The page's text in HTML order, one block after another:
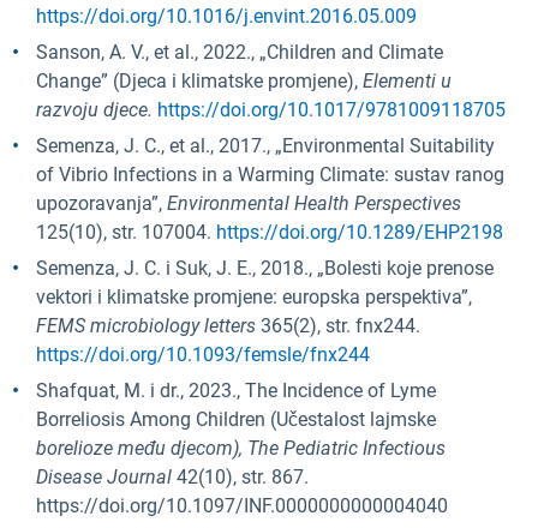
https://doi.org/10.1016/j.envint.2016.05.009
Sanson, A. V., et al., 2022., „Children and Climate
Change” (Djeca i klimatske promjene), Elementi u
razvoju djece. https://doi.org/10.1017/9781009118705
Semenza, J. C., et al., 2017., „Environmental Suitability
of Vibrio Infections in a Warming Climate: sustav ranog
upozoravanja”, Environmental Health Perspectives
125(10), str. 107004. https://doi.org/10.1289/EHP2198
Semenza, J. C. i Suk, J. E., 2018., „Bolesti koje prenose
vektori i klimatske promjene: europska perspektiva”,
FEMS microbiology letters 365(2), str. fnx244.
https://doi.org/10.1093/femsle/fnx244
Shafquat, M. i dr., 2023., The Incidence of Lyme
Borreliosis Among Children (Učestalost lajmske
borelioze među djecom), The Pediatric Infectious
Disease Journal 42(10), str. 867.
https://doi.org/10.1097/INF.0000000000004040